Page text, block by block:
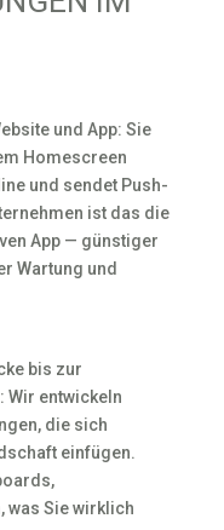
und App: Sie
Homescreen
und sendet Push-
ist das die
App — günstiger
Wartung und
bis zur
Wir entwickeln
die sich
einfügen.
was Sie wirklich